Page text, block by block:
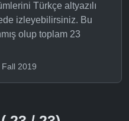
Türkçe altyazılı
izleyebilirsiniz. Bu
olup toplam 23
Fall 2019